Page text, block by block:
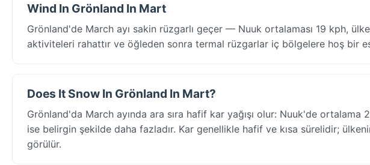
Wind In Grönland In Mart
Grönland'de March ayı sakin rüzgarlı geçer — Nuuk ortalaması 19 kph,
aktiviteleri rahattır ve öğleden sonra termal rüzgarlar iç bölgelere hoş bir
Does It Snow In Grönland In Mart?
Grönland'da March ayında ara sıra hafif kar yağışı olur: Nuuk'de ortalama
ise belirgin şekilde daha fazladır. Kar genellikle hafif ve kısa sürelidir;
görülür.